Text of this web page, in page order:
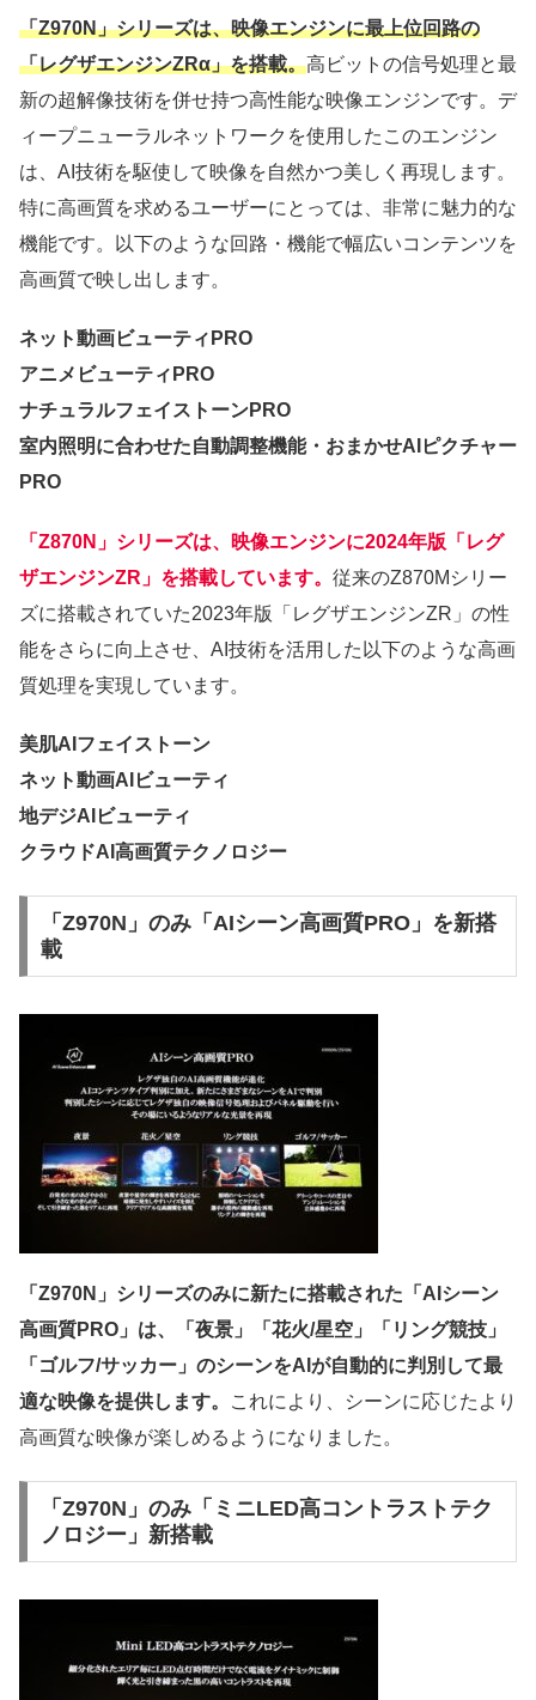
「Z970N」シリーズは、映像エンジンに最上位回路の
「レグザエンジンZRα」を搭載。高ビットの信号処理と最
新の超解像技術を併せ持つ高性能な映像エンジンです。デ
ィープニューラルネットワークを使用したこのエンジン
は、AI技術を駆使して映像を自然かつ美しく再現します。
特に高画質を求めるユーザーにとっては、非常に魅力的な
機能です。以下のような回路・機能で幅広いコンテンツを
高画質で映し出します。
ネット動画ビューティPRO
アニメビューティPRO
ナチュラルフェイストーンPRO
室内照明に合わせた自動調整機能・おまかせAIピクチャー
PRO
「Z870N」シリーズは、映像エンジンに2024年版「レグ
ザエンジンZR」を搭載しています。 従来のZ870Mシリー
ズに搭載されていた2023年版「レグザエンジンZR」の性
能をさらに向上させ、AI技術を活用した以下のような高画
質処理を実現しています。
美肌AIフェイストーン
ネット動画AIビューティ
地デジAIビューティ
クラウドAI高画質テクノロジー
「Z970N」のみ「AIシーン高画質PRO」を新搭
載
「Z970N」シリーズのみに新たに搭載された「AIシーン
高画質PRO」は、「夜景」「花火/星空」「リング競技」
「ゴルフ/サッカー」のシーンをAIが自動的に判別して最
適な映像を提供します。
これにより、シーンに応じたより
高画質な映像が楽しめるようになりました。
「Z970N」のみ「ミニLED高コントラストテク
ノロジー」新搭載